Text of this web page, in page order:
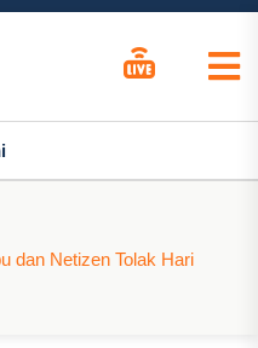
dan Netizen Tolak Hari